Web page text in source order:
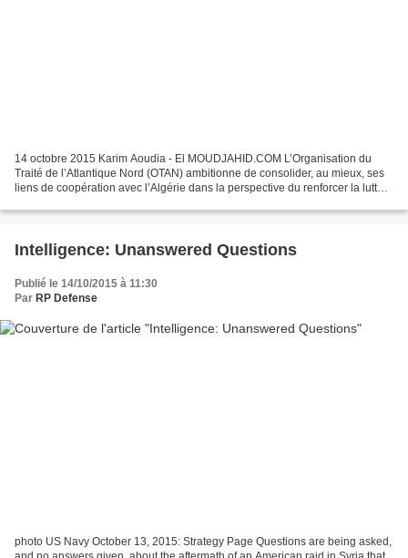
14 octobre 2015 Karim Aoudia - El MOUDJAHID.COM L’Organisation du
Traité de l’Atlantique Nord (OTAN) ambitionne de consolider, au mieux, ses
liens de coopération avec l’Algérie dans la perspective du renforcer la lutte
Intelligence: Unanswered Questions
Publié le 14/10/2015 à 11:30
Par RP Defense
photo US Navy October 13, 2015: Strategy Page Questions are being asked,